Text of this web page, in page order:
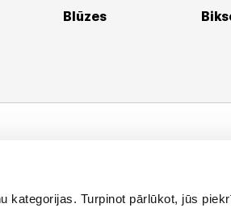
kategorijas. Turpinot pārlūkot, jūs
Blūzes
E-pasta